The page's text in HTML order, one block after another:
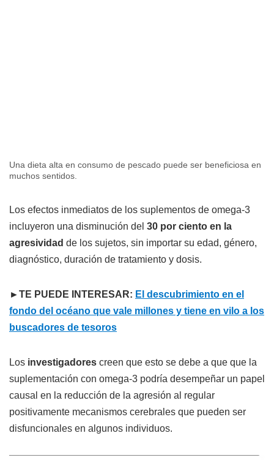
Una dieta alta en consumo de pescado puede ser beneficiosa en
muchos sentidos.
Los efectos inmediatos de los suplementos de omega-3
incluyeron una disminución del 30 por ciento en la
agresividad de los sujetos, sin importar su edad, género,
diagnóstico, duración de tratamiento y dosis.
►TE PUEDE INTERESAR: El descubrimiento en el
fondo del océano que vale millones y tiene en vilo a los
buscadores de tesoros
Los investigadores creen que esto se debe a que que la
suplementación con omega-3 podría desempeñar un papel
causal en la reducción de la agresión al regular
positivamente mecanismos cerebrales que pueden ser
disfuncionales en algunos individuos.